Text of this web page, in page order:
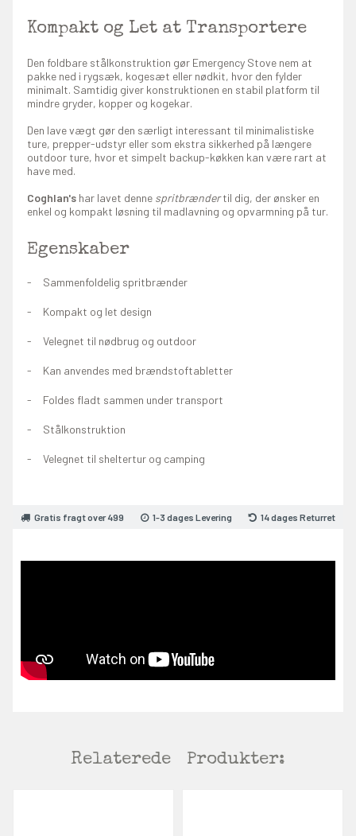
Kompakt og Let at Transportere
Den foldbare stålkonstruktion gør Emergency Stove nem at
pakke ned i rygsæk, kogesæt eller nødkit, hvor den fylder
minimalt. Samtidig giver konstruktionen en stabil platform til
mindre gryder, kopper og kogekar.
Den lave vægt gør den særligt interessant til minimalistiske
ture, prepper-udstyr eller som ekstra sikkerhed på længere
outdoor ture, hvor et simpelt backup-køkken kan være rart at
have med.
Coghlan'shar lavet denne spritbrændertil dig, der ønsker en
enkel og kompakt løsning til madlavning og opvarmning på tur.
Egenskaber
Sammenfoldelig spritbrænder
Kompakt og let design
Velegnet til nødbrug og outdoor
Kan anvendes med brændstoftabletter
Foldes fladt sammen under transport
Stålkonstruktion
Velegnet til sheltertur og camping
Gratis fragt over 499 1-3 dages Levering 14 dages Returret
Relaterede Produkter: